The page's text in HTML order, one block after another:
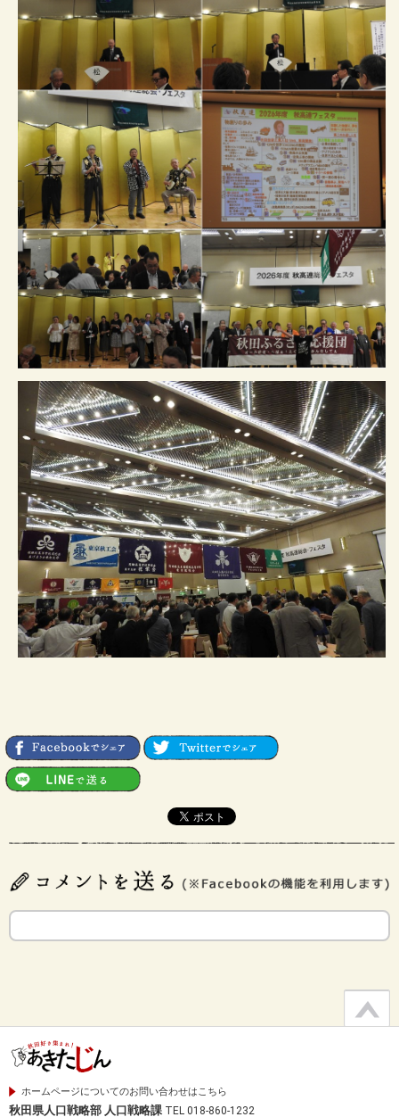
ホームページについてのお問い合わせはこちら
秋田県人口戦略部 人口戦略課 TEL 018-860-1232